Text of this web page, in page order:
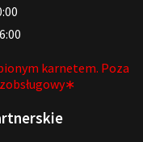
karnetem. Poza